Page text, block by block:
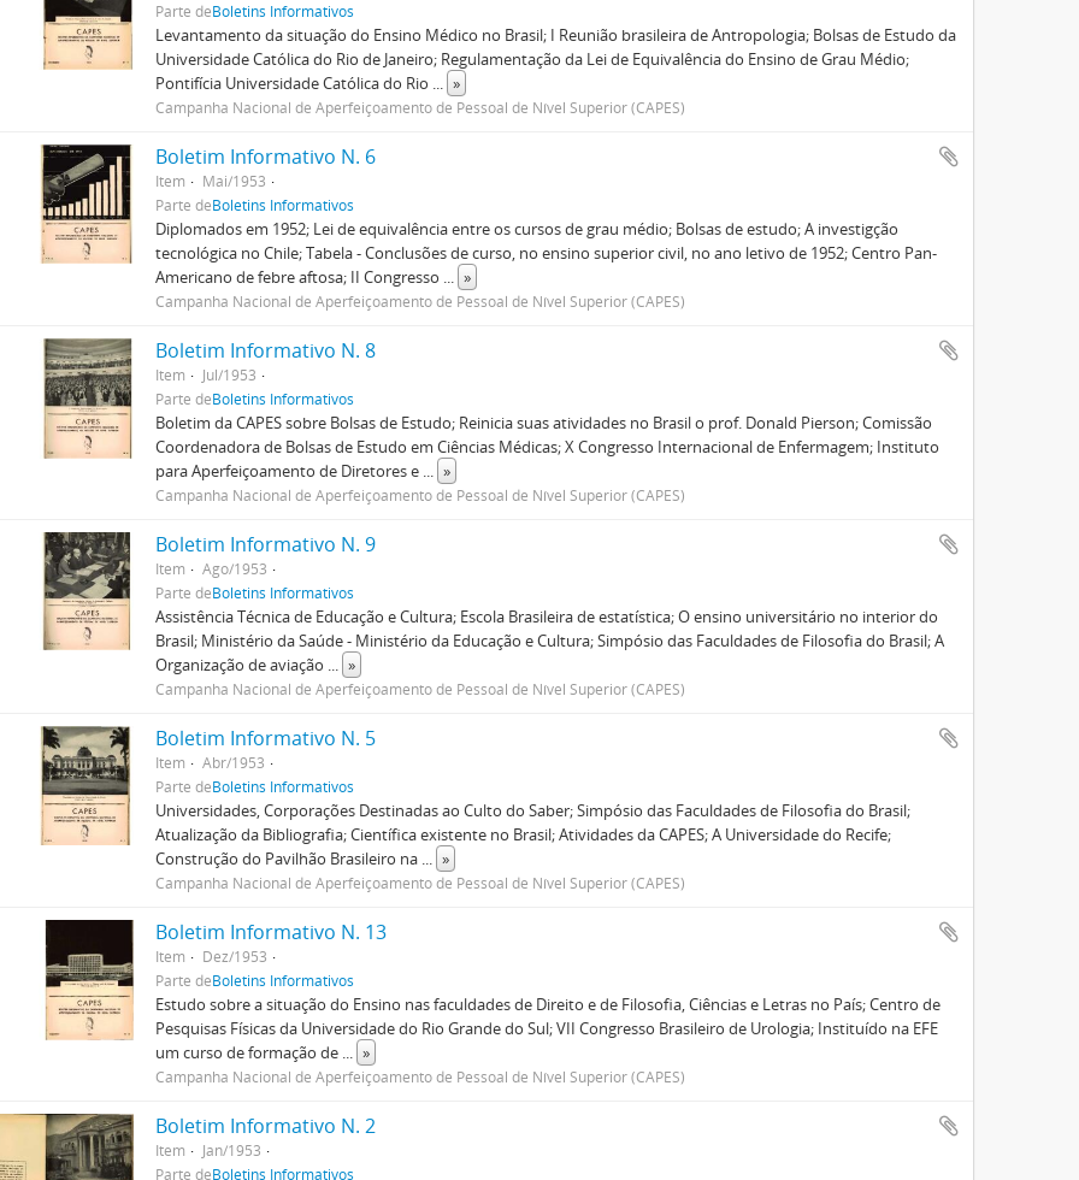
Parte deBoletins Informativos
Levantamento da situação do Ensino Médico no Brasil; I Reunião brasileira de Antropologia; Bolsas de Estudo da
Universidade Católica do Rio de Janeiro; Regulamentação da Lei de Equivalência do Ensino de Grau Médio;
Pontifícia Universidade Católica do Rio ... »
Campanha Nacional de Aperfeiçoamento de Pessoal de Nível Superior (CAPES)
Boletim Informativo N. 6
Item
Mai/1953
Parte deBoletins Informativos
Diplomados em 1952; Lei de equivalência entre os cursos de grau médio; Bolsas de estudo; A investigção
tecnológica no Chile; Tabela - Conclusões de curso, no ensino superior civil, no ano letivo de 1952; Centro Pan-
Americano de febre aftosa; II Congresso ... »
Campanha Nacional de Aperfeiçoamento de Pessoal de Nível Superior (CAPES)
Boletim Informativo N. 8
Item
Jul/1953
Parte deBoletins Informativos
Boletim da CAPES sobre Bolsas de Estudo; Reinicia suas atividades no Brasil o prof. Donald Pierson; Comissão
Coordenadora de Bolsas de Estudo em Ciências Médicas; X Congresso Internacional de Enfermagem; Instituto
para Aperfeiçoamento de Diretores e ... »
Campanha Nacional de Aperfeiçoamento de Pessoal de Nível Superior (CAPES)
Boletim Informativo N. 9
Item
Ago/1953
Parte deBoletins Informativos
Assistência Técnica de Educação e Cultura; Escola Brasileira de estatística; O ensino universitário no interior do
Brasil; Ministério da Saúde - Ministério da Educação e Cultura; Simpósio das Faculdades de Filosofia do Brasil; A
Organização de aviação ... »
Campanha Nacional de Aperfeiçoamento de Pessoal de Nível Superior (CAPES)
Boletim Informativo N. 5
Item
Abr/1953
Parte deBoletins Informativos
Universidades, Corporações Destinadas ao Culto do Saber; Simpósio das Faculdades de Filosofia do Brasil;
Atualização da Bibliografia; Científica existente no Brasil; Atividades da CAPES; A Universidade do Recife;
Construção do Pavilhão Brasileiro na ... »
Campanha Nacional de Aperfeiçoamento de Pessoal de Nível Superior (CAPES)
Boletim Informativo N. 13
Item
Dez/1953
Parte deBoletins Informativos
Estudo sobre a situação do Ensino nas faculdades de Direito e de Filosofia, Ciências e Letras no País; Centro de
Pesquisas Físicas da Universidade do Rio Grande do Sul; VII Congresso Brasileiro de Urologia; Instituído na EFE
um curso de formação de ... »
Campanha Nacional de Aperfeiçoamento de Pessoal de Nível Superior (CAPES)
Boletim Informativo N. 2
Item
Jan/1953
Parte deBoletins Informativos